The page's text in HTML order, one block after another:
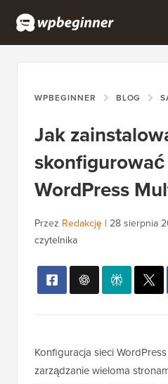
WPBEGINNER BLOG
Jak
WordPress
Przez Redakcję | 28 sierpnia
czytelnika
Konfiguracja sieci
zarządzanie wieloma